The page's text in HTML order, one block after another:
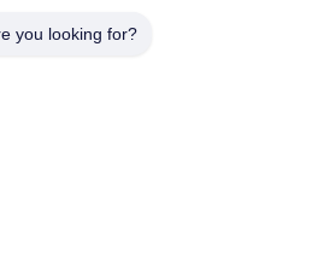
Control De Calidad
you looking for?